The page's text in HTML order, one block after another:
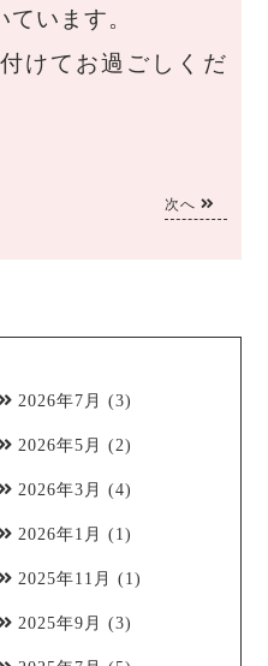
います。
けてお過ごしくだ
次へ
2026年7月 (3)
2026年5月 (2)
2026年3月 (4)
2026年1月 (1)
2025年11月 (1)
2025年9月 (3)